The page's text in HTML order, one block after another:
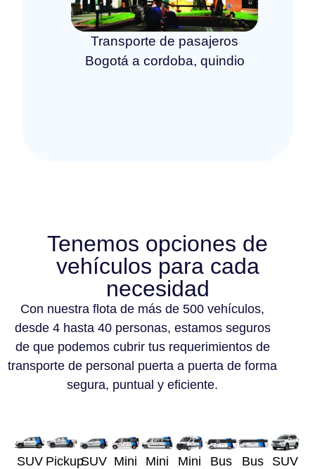
Transporte de pasajeros
Bogotá a cordoba, quindio
Tenemos opciones de
vehículos para cada
necesidad
Con nuestra flota de más de 500 vehículos,
desde 4 hasta 40 personas, estamos seguros
de que podemos cubrir tus requerimientos de
transporte de personal puerta a puerta de forma
segura, puntual y eficiente.
SUV PickupSUV Mini
Mini
Mini
Bus
Bus
SUV